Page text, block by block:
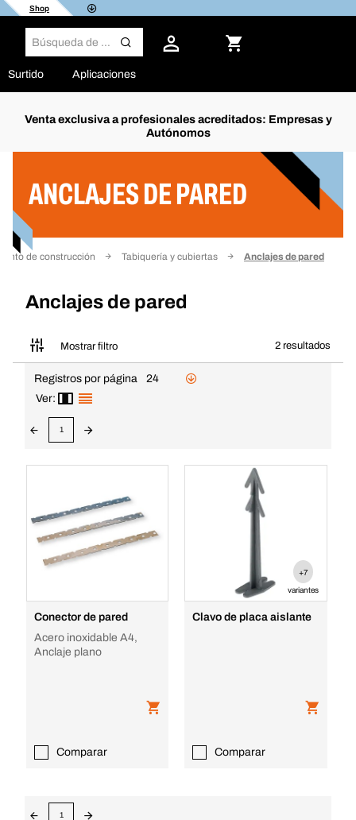
Shop
Surtido Aplicaciones
Venta exclusiva a profesionales acreditados: Empresas y
Autónomos
ANCLAJES DE PARED
de construcción Tabiquería y cubiertas Anclajes de pared
Anclajes de pared
Mostrar filtro 2 resultados
Filtro
Registros por página
24
Ver:
1
Conector de pared
Acero inoxidable A4,
Anclaje plano
Comparar
+7
variantes
Clavo de placa aislante
Comparar
1